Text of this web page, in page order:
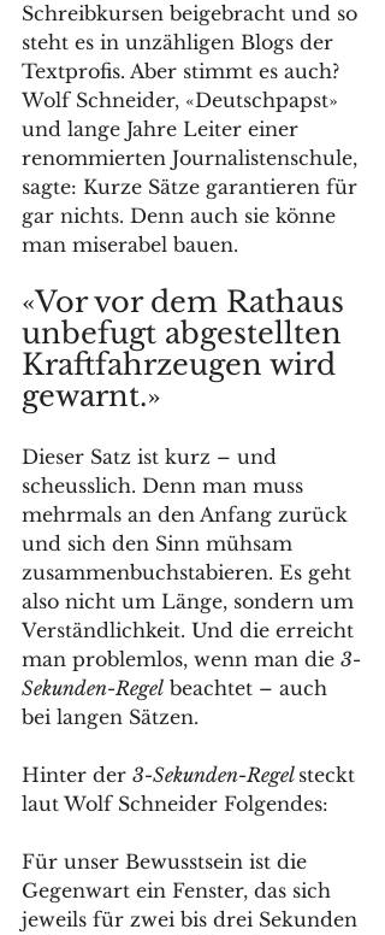
Schreibkursen beigebracht und so
steht es in unzähligen Blogs der
Textprofis. Aber stimmt es auch?
Wolf Schneider, «Deutschpapst»
und lange Jahre Leiter einer
renommierten Journalistenschule,
sagte: Kurze Sätze garantieren für
gar nichts. Denn auch sie könne
man miserabel bauen.
«Vor vor dem Rathaus
unbefugt abgestellten
Kraftfahrzeugen wird
gewarnt.»
Dieser Satz ist kurz – und
scheusslich. Denn man muss
mehrmals an den Anfang zurück
und sich den Sinn mühsam
zusammenbuchstabieren. Es geht
also nicht um Länge, sondern um
Verständlichkeit. Und die erreicht
man problemlos, wenn man die 3-
Sekunden-Regel beachtet – auch
bei langen Sätzen.
Hinter der 3-Sekunden-Regel steckt
laut Wolf Schneider Folgendes:
Für unser Bewusstsein ist die
Gegenwart ein Fenster, das sich
jeweils für zwei bis drei Sekunden